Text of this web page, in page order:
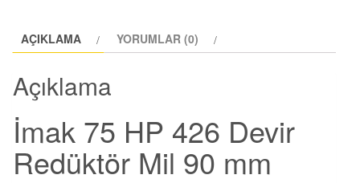
AÇIKLAMA YORUMLAR (0)
Açıklama
İmak 75 HP 426 Devir
Redüktör Mil 90 mm